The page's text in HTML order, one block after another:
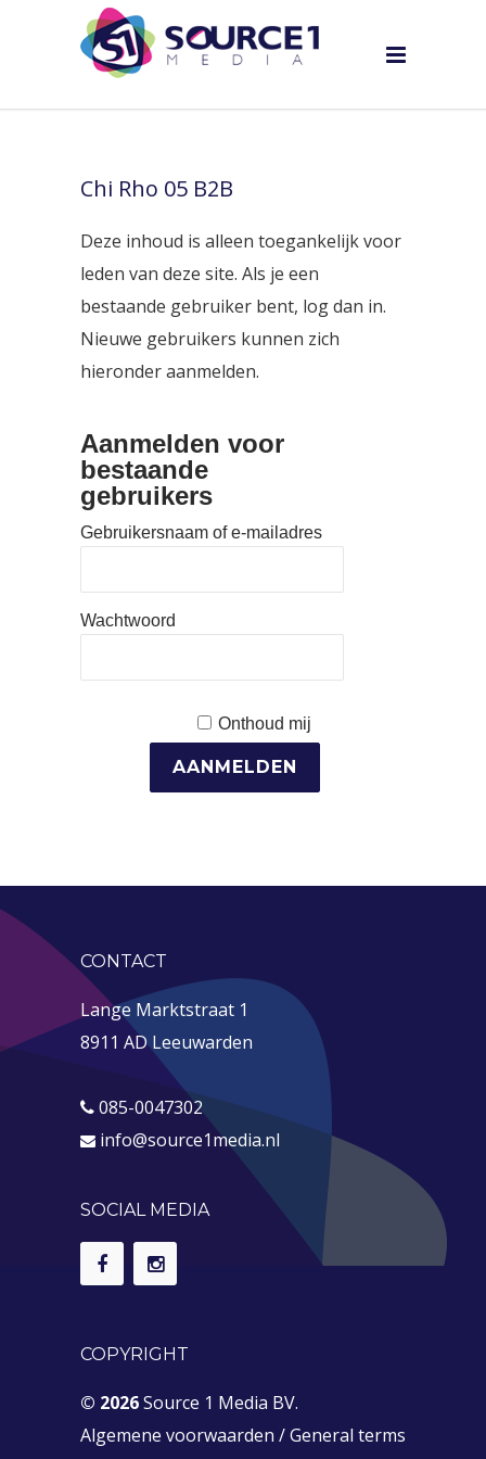
Chi Rho 05 B2B
Deze inhoud is alleen toegankelijk voor
leden van deze site. Als je een
bestaande gebruiker bent, log dan in.
Nieuwe gebruikers kunnen zich
hieronder aanmelden.
Aanmelden voor
bestaande
gebruikers
Gebruikersnaam of e-mailadres
Wachtwoord
Onthoud mij
CONTACT
Lange Marktstraat 1
8911 AD Leeuwarden
085-0047302
info@source1media.nl
SOCIAL MEDIA
COPYRIGHT
© 2026Source 1 Media BV.
Algemene voorwaarden /General terms